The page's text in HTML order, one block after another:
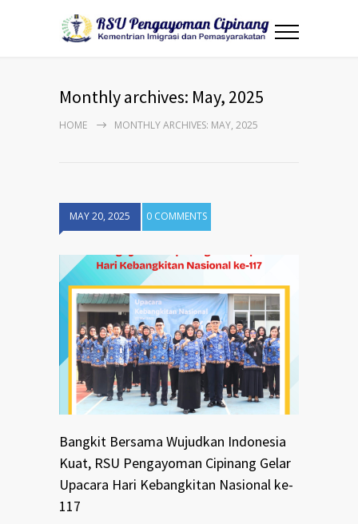
Monthly archives: May, 2025
HOME MONTHLY ARCHIVES: MAY, 2025
MAY 20, 2025 0 COMMENTS
Bangkit Bersama Wujudkan Indonesia
Kuat, RSU Pengayoman Cipinang Gelar
Upacara Hari Kebangkitan Nasional ke-
117